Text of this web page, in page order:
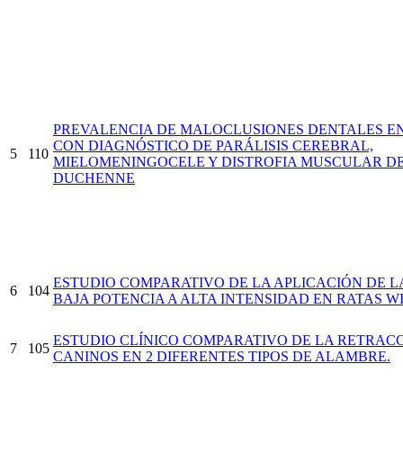
5 110
PREVALENCIA DE MALOCLUSIONES DENTALES
CON DIAGNÓSTICO DE PARÁLISIS CEREBRAL,
MIELOMENINGOCELE Y DISTROFIA MUSCULAR
DUCHENNE
6 104
ESTUDIO COMPARATIVO DE LA APLICACIÓN DE
BAJA POTENCIA A ALTA INTENSIDAD EN RATAS
7 105
ESTUDIO CLÍNICO COMPARATIVO DE LA
CANINOS EN 2 DIFERENTES TIPOS DE ALAMBRE.